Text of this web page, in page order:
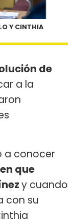
Y CINTHIA
de
a la
a conocer
que
y cuando
con su